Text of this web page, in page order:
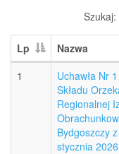
Szukaj:
Lp Nazwa
1
Uchawła Nr
Składu
Regionalnej
Bydgoszczy
stycznia